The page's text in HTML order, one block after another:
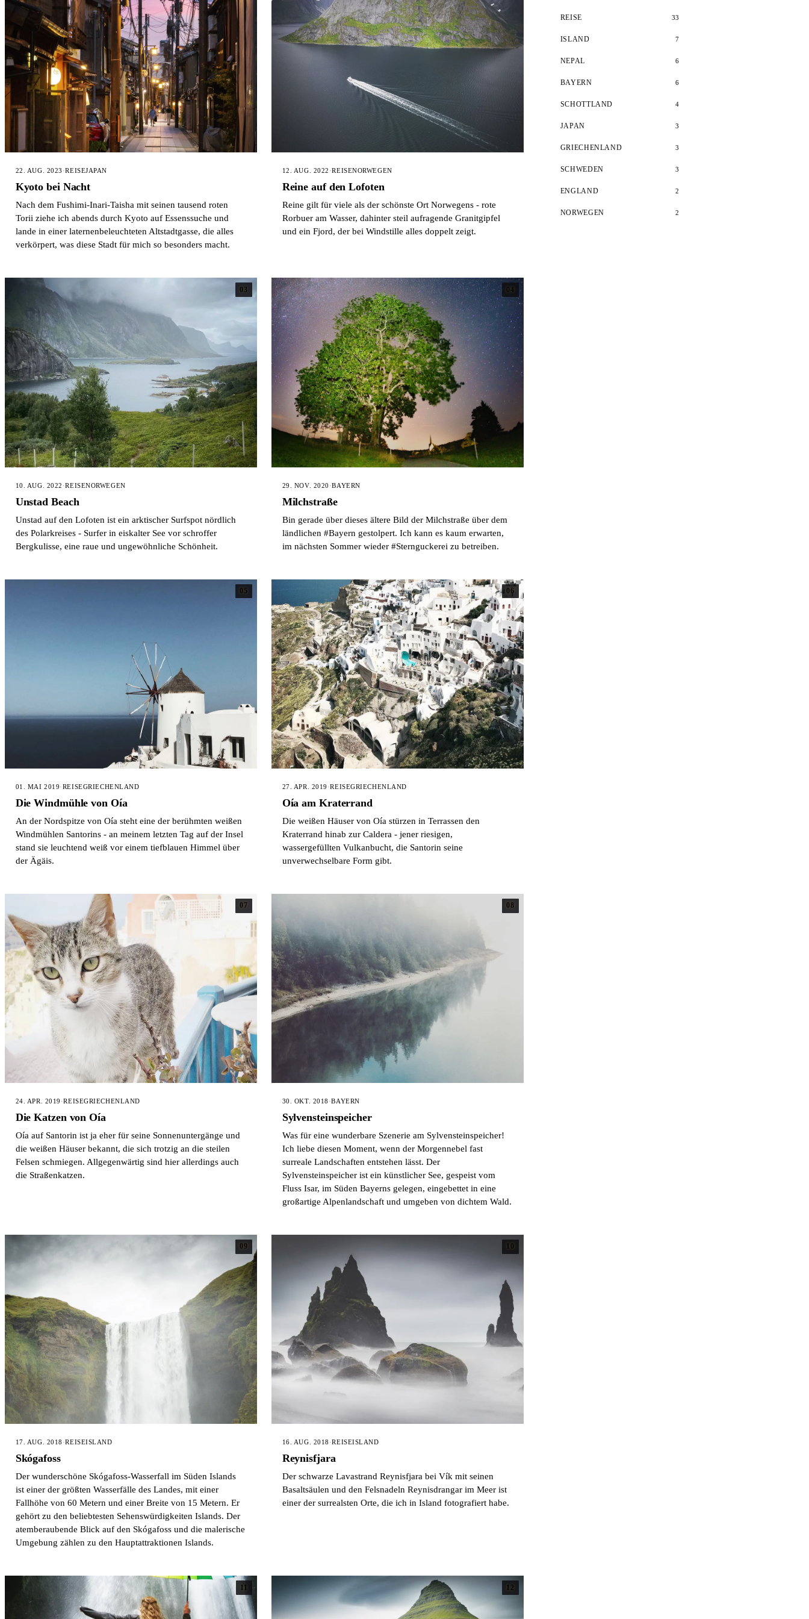
22. AUG. 2023 ·REISEJAPAN
Kyoto bei Nacht
Nach dem Fushimi-Inari-Taisha mit seinen tausend roten
Torii ziehe ich abends durch Kyoto auf Essenssuche und
lande in einer laternenbeleuchteten Altstadtgasse, die alles
verkörpert, was diese Stadt für mich so besonders macht.
12. AUG. 2022 ·REISENORWEGEN
Reine auf den Lofoten
Reine gilt für viele als der schönste Ort Norwegens - rote
Rorbuer am Wasser, dahinter steil aufragende Granitgipfel
und ein Fjord, der bei Windstille alles doppelt zeigt.
03
10. AUG. 2022 ·REISENORWEGEN
Unstad Beach
Unstad auf den Lofoten ist ein arktischer Surfspot nördlich
des Polarkreises - Surfer in eiskalter See vor schroffer
Bergkulisse, eine raue und ungewöhnliche Schönheit.
04
29. NOV. 2020 ·BAYERN
Milchstraße
Bin gerade über dieses ältere Bild der Milchstraße über dem
ländlichen #Bayern gestolpert. Ich kann es kaum erwarten,
im nächsten Sommer wieder #Sternguckerei zu betreiben.
05
01. MAI 2019·REISEGRIECHENLAND
Die Windmühle von Oía
An der Nordspitze von Oía steht eine der berühmten weißen
Windmühlen Santorins - an meinem letzten Tag auf der Insel
stand sie leuchtend weiß vor einem tiefblauen Himmel über
der Ägäis.
06
27. APR. 2019 ·REISEGRIECHENLAND
Oía am Kraterrand
Die weißen Häuser von Oía stürzen in Terrassen den
Kraterrand hinab zur Caldera - jener riesigen,
wassergefüllten Vulkanbucht, die Santorin seine
unverwechselbare Form gibt.
07
24. APR. 2019 ·REISEGRIECHENLAND
Die Katzen von Oía
Oía auf Santorin ist ja eher für seine Sonnenuntergänge und
die weißen Häuser bekannt, die sich trotzig an die steilen
Felsen schmiegen. Allgegenwärtig sind hier allerdings auch
die Straßenkatzen.
08
30. OKT. 2018 ·BAYERN
Sylvensteinspeicher
Was für eine wunderbare Szenerie am Sylvensteinspeicher!
Ich liebe diesen Moment, wenn der Morgennebel fast
surreale Landschaften entstehen lässt. Der
Sylvensteinspeicher ist ein künstlicher See, gespeist vom
Fluss Isar, im Süden Bayerns gelegen, eingebettet in eine
großartige Alpenlandschaft und umgeben von dichtem Wald.
09
17. AUG. 2018 ·REISEISLAND
Skógafoss
Der wunderschöne Skógafoss-Wasserfall im Süden Islands
ist einer der größten Wasserfälle des Landes, mit einer
Fallhöhe von 60 Metern und einer Breite von 15 Metern. Er
gehört zu den beliebtesten Sehenswürdigkeiten Islands. Der
atemberaubende Blick auf den Skógafoss und die malerische
Umgebung zählen zu den Hauptattraktionen Islands.
10
16. AUG. 2018 ·REISEISLAND
Reynisfjara
Der schwarze Lavastrand Reynisfjara bei Vík mit seinen
Basaltsäulen und den Felsnadeln Reynisdrangar im Meer ist
einer der surrealsten Orte, die ich in Island fotografiert habe.
11 12
REISE 33
ISLAND 7
NEPAL 6
BAYERN 6
SCHOTTLAND 4
JAPAN 3
GRIECHENLAND 3
SCHWEDEN 3
ENGLAND 2
NORWEGEN 2